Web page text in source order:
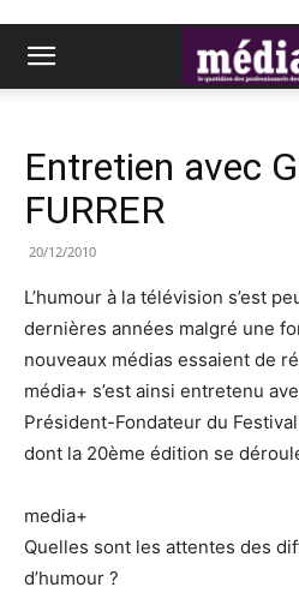
Entretien avec
FURRER
20/12/2010
L’humour à la télévision s’est
dernières années malgré une
nouveaux médias essaient de
média+ s’est ainsi entretenu
Président-Fondateur du
dont la 20ème édition se
media+
Quelles sont les attentes des
d’humour ?